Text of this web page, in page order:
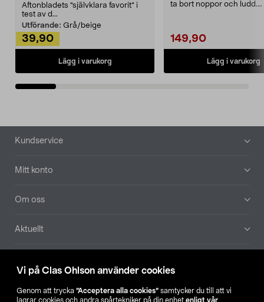
Vi på Clas Ohlson använder cookies
Genom att trycka ”Acceptera alla cookies” samtycker du till att vi
lagrar cookies och andra spårtekniker på din enhet enligt vår
Aftonbladets "självklara favorit” i
test av d...
Utförande: Grå/beige
39,90
Lägg i varukorg
ta bort noppor och ludd.
149,90
Lägg i varukorg
Sidfot
Kundservice
Mitt konto
Om oss
Aktuellt
Hitta butik